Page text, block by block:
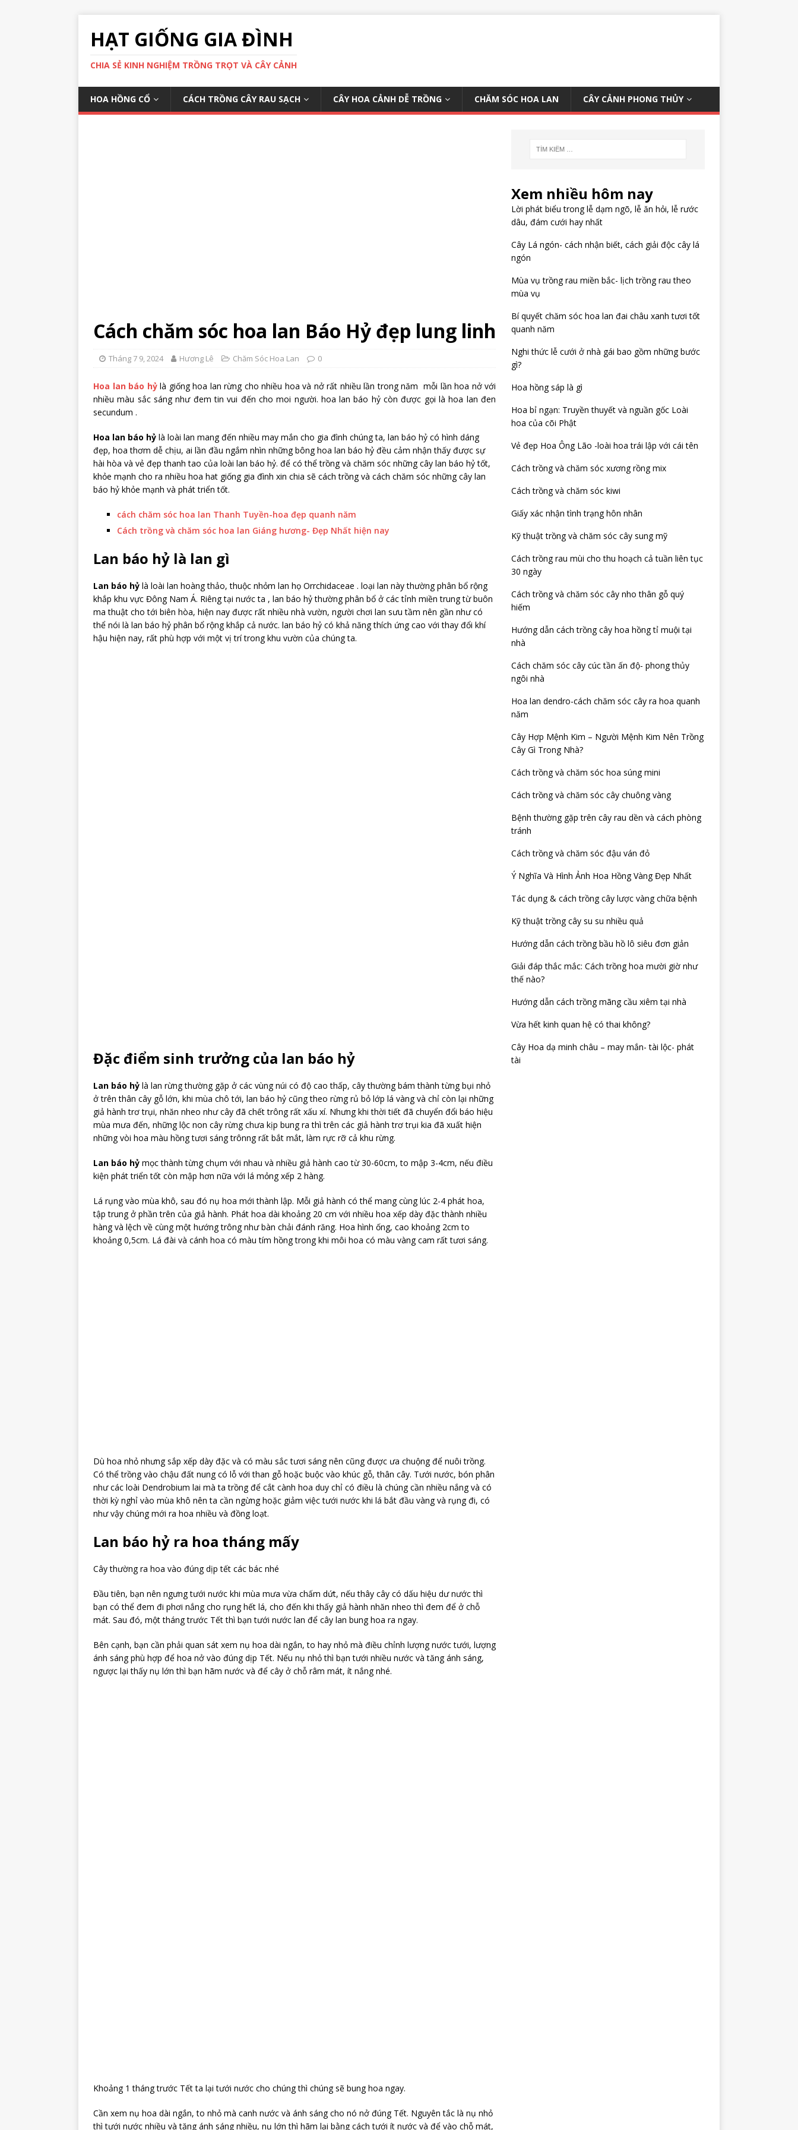
HẠT GIỐNG GIA ĐÌNH
CHIA SẺ KINH NGHIỆM TRỒNG TRỌT VÀ CÂY CẢNH
HOA HỒNG CỔ CÁCH TRỒNG CÂY RAU SẠCH CÂY HOA CẢNH DỄ TRỒNG CHĂM SÓC HOA LAN CÂY CẢNH PHONG THỦY
Cách chăm sóc hoa lan Báo Hỷ đẹp lung linh
Tháng 7 9, 2024 Hương Lê Chăm Sóc Hoa Lan 0
Hoa lan báo hỷlà giống hoa lan rừng cho nhiều hoa và nở rất nhiều lần trong năm mỗi lần hoa nở với
nhiều màu sắc sáng như đem tin vui đến cho moi người. hoa lan báo hỷ còn được gọi là hoa lan đen
secundum .
Hoa lan báo hỷ là loài lan mang đến nhiều may mắn cho gia đình chúng ta, lan báo hỷ có hình dáng
đẹp, hoa thơm dễ chịu, ai lần đầu ngắm nhìn những bông hoa lan báo hỷ đều cảm nhận thấy được sự
hài hòa và vẻ đẹp thanh tao của loài lan báo hỷ. để có thể trồng và chăm sóc những cây lan báo hỷ tốt,
khỏe mạnh cho ra nhiều hoa hat giống gia đình xin chia sẽ cách trồng và cách chăm sóc những cây lan
báo hỷ khỏe mạnh và phát triển tốt.
cách chăm sóc hoa lan Thanh Tuyền-hoa đẹp quanh năm
Cách trồng và chăm sóc hoa lan Giáng hương- Đẹp Nhất hiện nay
Lan báo hỷ là lan gì
Lan báo hỷ là loài lan hoàng thảo, thuộc nhỏm lan họ Orrchidaceae . loại lan này thường phân bổ rộng
khắp khu vực Đông Nam Á. Riêng tại nước ta , lan báo hỷ thường phân bổ ở các tỉnh miền trung từ buôn
ma thuật cho tới biên hòa, hiện nay được rất nhiều nhà vườn, người chơi lan sưu tầm nên gần như có
thể nói là lan báo hỷ phân bổ rộng khắp cả nước. lan báo hỷ có khả năng thích ứng cao với thay đổi khí
hậu hiện nay, rất phù hợp với một vị trí trong khu vườn của chúng ta.
Đặc điểm sinh trưởng của lan báo hỷ
Lan báo hỷ là lan rừng thường gặp ở các vùng núi có độ cao thấp, cây thường bám thành từng bụi nhỏ
ở trên thân cây gỗ lớn, khi mùa chô tới, lan báo hỷ cũng theo rừng rủ bỏ lớp lá vàng và chỉ còn lại những
giả hành trơ trụi, nhăn nheo như cây đã chết trông rất xấu xí. Nhưng khi thời tiết đã chuyển đổi báo hiệu
mùa mưa đến, những lộc non cây rừng chưa kịp bung ra thì trên các giả hành trơ trụi kia đã xuất hiện
những vòi hoa màu hồng tươi sáng trônng rất bắt mắt, làm rực rỡ cả khu rừng.
Lan báo hỷ mọc thành từng chụm với nhau và nhiều giả hành cao từ 30-60cm, to mập 3-4cm, nếu điều
kiện phát triển tốt còn mập hơn nữa với lá mỏng xếp 2 hàng.
Lá rụng vào mùa khô, sau đó nụ hoa mới thành lập. Mỗi giả hành có thể mang cùng lúc 2-4 phát hoa,
tập trung ở phần trên của giả hành. Phát hoa dài khoảng 20 cm với nhiều hoa xếp dày đặc thành nhiều
hàng và lệch về cùng một hướng trông như bàn chải đánh răng. Hoa hình ống, cao khoảng 2cm to
khoảng 0,5cm. Lá đài và cánh hoa có màu tím hồng trong khi môi hoa có màu vàng cam rất tươi sáng.
Dù hoa nhỏ nhưng sắp xếp dày đặc và có màu sắc tươi sáng nên cũng được ưa chuộng để nuôi trồng.
Có thể trồng vào chậu đất nung có lỗ với than gỗ hoặc buộc vào khúc gỗ, thân cây. Tưới nước, bón phân
như các loài Dendrobium lai mà ta trồng để cắt cành hoa duy chỉ có điều là chúng cần nhiều nắng và có
thời kỳ nghỉ vào mùa khô nên ta cần ngừng hoặc giảm việc tưới nước khi lá bắt đầu vàng và rụng đi, có
như vậy chúng mới ra hoa nhiều và đồng loạt.
Lan báo hỷ ra hoa tháng mấy
Cây thường ra hoa vào đúng dịp tết các bác nhé
Đầu tiên, bạn nên ngưng tưới nước khi mùa mưa vừa chấm dứt, nếu thây cây có dấu hiệu dư nước thì
bạn có thể đem đi phơi nắng cho rụng hết lá, cho đến khi thấy giả hành nhăn nheo thì đem để ở chỗ
mát. Sau đó, một tháng trước Tết thì bạn tưới nước lan để cây lan bung hoa ra ngay.
Bên cạnh, bạn cần phải quan sát xem nụ hoa dài ngắn, to hay nhỏ mà điều chỉnh lượng nước tưới, lượng
ánh sáng phù hợp để hoa nở vào đúng dịp Tết. Nếu nụ nhỏ thì bạn tưới nhiều nước và tăng ánh sáng,
ngược lại thấy nụ lớn thì bạn hãm nước và để cây ở chỗ râm mát, ít nắng nhé.
Khoảng 1 tháng trước Tết ta lại tưới nước cho chúng thì chúng sẽ bung hoa ngay.
Cần xem nụ hoa dài ngắn, to nhỏ mà canh nước và ánh sáng cho nó nở đúng Tết. Nguyên tắc là nụ nhỏ
thì tưới nước nhiều và tăng ánh sáng nhiều, nụ lớn thì hãm lại bằng cách tưới ít nước và để vào chỗ mát,
Xem nhiều hôm nay
Lời phát biểu trong lễ dạm ngõ, lễ ăn hỏi, lễ rước
dâu, đám cưới hay nhất
Cây Lá ngón- cách nhận biết, cách giải độc cây lá
ngón
Mùa vụ trồng rau miền bắc- lịch trồng rau theo
mùa vụ
Bí quyết chăm sóc hoa lan đai châu xanh tươi tốt
quanh năm
Nghi thức lễ cưới ở nhà gái bao gồm những bước
gì?
Hoa hồng sáp là gì
Hoa bỉ ngạn: Truyền thuyết và nguần gốc Loài
hoa của cõi Phật
Vẻ đẹp Hoa Ông Lão -loài hoa trái lập với cái tên
Cách trồng và chăm sóc xương rồng mix
Cách trồng và chăm sóc kiwi
Giấy xác nhận tình trạng hôn nhân
Kỹ thuật trồng và chăm sóc cây sung mỹ
Cách trồng rau mùi cho thu hoạch cả tuần liên tục
30 ngày
Cách trồng và chăm sóc cây nho thân gỗ quý
hiếm
Hướng dẫn cách trồng cây hoa hồng tỉ muội tại
nhà
Cách chăm sóc cây cúc tần ấn độ- phong thủy
ngôi nhà
Hoa lan dendro-cách chăm sóc cây ra hoa quanh
năm
Cây Hợp Mệnh Kim – Người Mệnh Kim Nên Trồng
Cây Gì Trong Nhà?
Cách trồng và chăm sóc hoa súng mini
Cách trồng và chăm sóc cây chuông vàng
Bệnh thường gặp trên cây rau dền và cách phòng
tránh
Cách trồng và chăm sóc đậu ván đỏ
Ý Nghĩa Và Hình Ảnh Hoa Hồng Vàng Đẹp Nhất
Tác dụng & cách trồng cây lược vàng chữa bệnh
Kỹ thuật trồng cây su su nhiều quả
Hướng dẫn cách trồng bầu hồ lô siêu đơn giản
Giải đáp thắc mắc: Cách trồng hoa mười giờ như
thế nào?
Hướng dẫn cách trồng mãng cầu xiêm tại nhà
Vừa hết kinh quan hệ có thai không?
Cây Hoa dạ minh châu – may mắn- tài lộc- phát
tài